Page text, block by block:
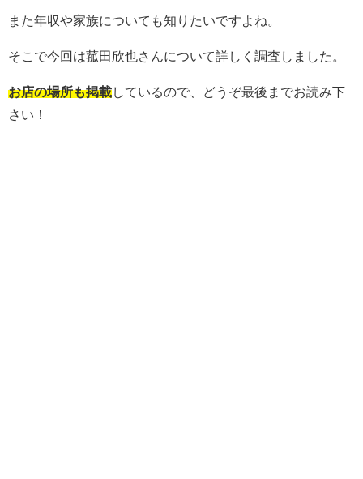
また年収や家族についても知りたいですよね。
そこで今回は菰田欣也さんについて詳しく調査しました。
お店の場所も掲載しているので、どうぞ最後までお読み下
さい！